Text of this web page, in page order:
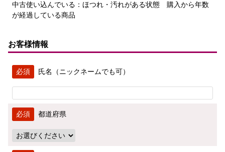
中古使い込んでいる：ほつれ・汚れがある状態 購入から年数
が経過している商品
お客様情報
氏名（ニックネームでも可）
都道府県